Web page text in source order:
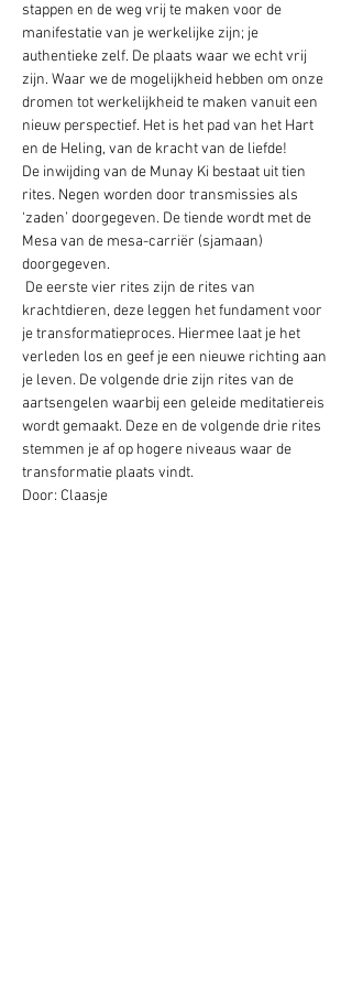
stappen en de weg vrij te maken voor de
manifestatie van je werkelijke zijn; je
authentieke zelf. De plaats waar we echt vrij
zijn. Waar we de mogelijkheid hebben om onze
dromen tot werkelijkheid te maken vanuit een
nieuw perspectief. Het is het pad van het Hart
en de Heling, van de kracht van de liefde!
De inwijding van de Munay Ki bestaat uit tien
rites. Negen worden door transmissies als
‘zaden’ doorgegeven. De tiende wordt met de
Mesa van de mesa-carriër (sjamaan)
doorgegeven.
De eerste vier rites zijn de rites van
krachtdieren, deze leggen het fundament voor
je transformatieproces. Hiermee laat je het
verleden los en geef je een nieuwe richting aan
je leven. De volgende drie zijn rites van de
aartsengelen waarbij een geleide meditatiereis
wordt gemaakt. Deze en de volgende drie rites
stemmen je af op hogere niveaus waar de
transformatie plaats vindt.
Door: Claasje